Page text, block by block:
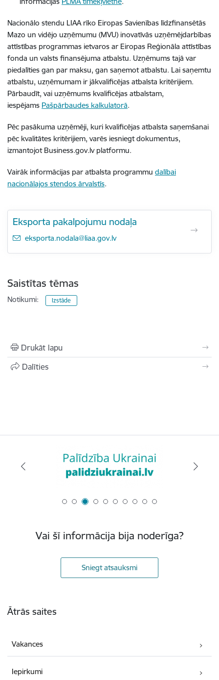
Nacionālo stendu LIAA rīko Eiropas Savienības līdzfinansētās
Mazo un vidējo uzņēmumu (MVU) inovatīvās uzņēmējdarbības
attīstības programmas ietvaros ar Eiropas Reģionāla attīstības
fonda un valsts finansējuma atbalstu. Uzņēmums tajā var
piedalīties gan par maksu, gan saņemot atbalstu. Lai saņemtu
atbalstu, uzņēmumam ir jākvalificējas atbalsta kritērijiem.
Pārbaudīt, vai uzņēmums kvalificējas atbalstam,
iespējams Pašpārbaudes kalkulatorā.
Pēc pasākuma uzņēmēji, kuri kvalificējas atbalsta saņemšanai
pēc kvalitātes kritērijiem, varēs iesniegt dokumentus,
izmantojot Business.gov.lv platformu.
Vairāk informācijas par atbalsta programmu dalībai
nacionālajos stendos ārvalstīs.
Eksporta pakalpojumu nodaļa
E-pasts:
eksporta.nodala@liaa.gov.lv
Saistītas tēmas
Notikumi: Izstāde
Drukāt lapu
Dalīties
Vai šī informācija bija noderīga?
Sniegt atsauksmi
Ātrās saites
Vakances
Iepirkumi